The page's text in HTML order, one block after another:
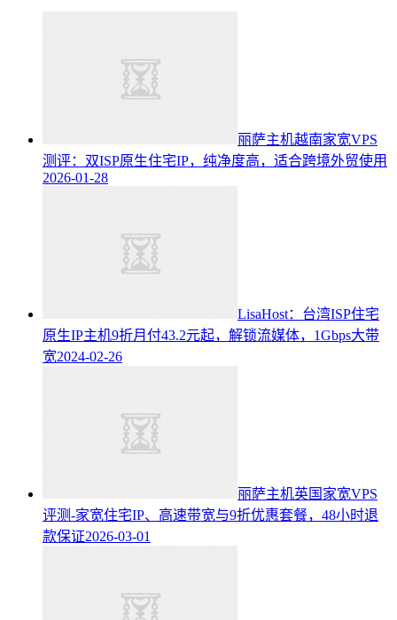
丽萨主机越南家宽VPS
测评：双ISP原生住宅IP，纯净度高，适合跨境外贸使用
2026-01-28
LisaHost：台湾ISP住宅
原生IP主机9折月付43.2元起，解锁流媒体，1Gbps大带
宽2024-02-26
丽萨主机英国家宽VPS
评测-家宽住宅IP、高速带宽与9折优惠套餐，48小时退
款保证2026-03-01